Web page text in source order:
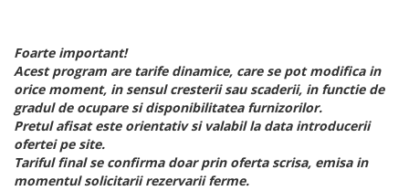
Foarte important!
Acest program are tarife dinamice, care se pot modifica in
orice moment, in sensul cresterii sau scaderii, in functie de
gradul de ocupare si disponibilitatea furnizorilor.
Pretul afisat este orientativ si valabil la data introducerii
ofertei pe site.
Tariful final se confirma doar prin oferta scrisa, emisa in
momentul solicitarii rezervarii ferme.